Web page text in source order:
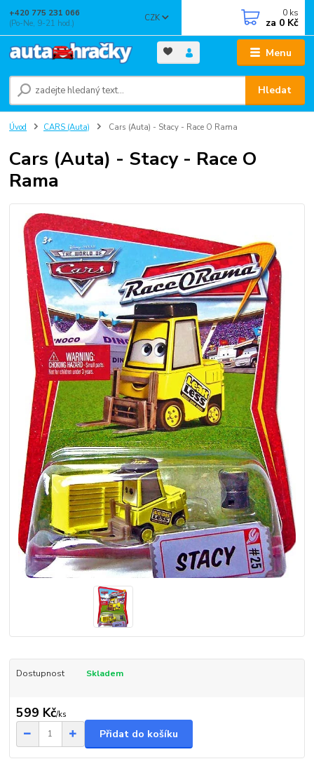
Menu
CZK
Hledat
+420 775 231 066
(Po-Ne, 9-21 hod.)
0 ks
za 0 Kč
Úvod CARS (Auta) Cars (Auta) - Stacy - Race O Rama
Cars (Auta) - Stacy - Race O
Rama
Dostupnost Skladem
599 Kč/ks
Přidat do košíku